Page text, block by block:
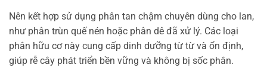
Nên kết hợp sử dụng phân tan chậm chuyên dùng cho lan,
như phân trùn quế nén hoặc phân dê đã xử lý. Các loại
phân hữu cơ này cung cấp dinh dưỡng từ từ và ổn định,
giúp rễ cây phát triển bền vững và không bị sốc phân.